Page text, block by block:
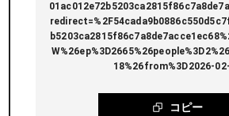
18%26from%3D2026-
コピー